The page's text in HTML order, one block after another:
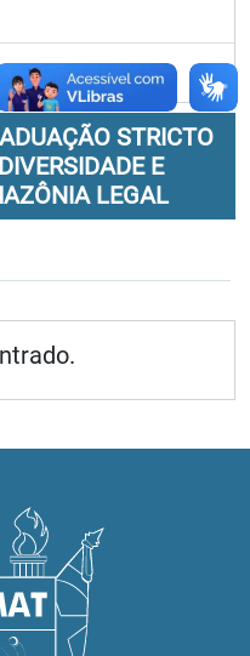
STRICTO
E
LEGAL